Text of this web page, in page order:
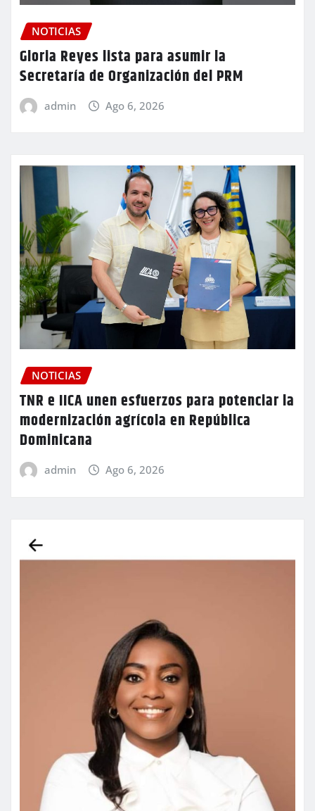
NOTICIAS
Gloria Reyes lista para asumir la
Secretaría de Organización del PRM
admin Ago 6, 2026
NOTICIAS
TNR e IICA unen esfuerzos para potenciar la
modernización agrícola en República
Dominicana
admin Ago 6, 2026